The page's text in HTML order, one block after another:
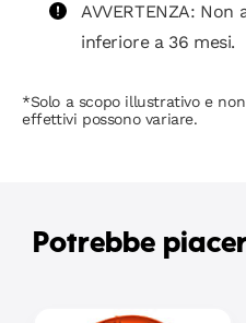
AVVERTENZA:
inferiore a 36 mesi.
*Solo a scopo illustrativo e
effettivi possono variare.
Potrebbe